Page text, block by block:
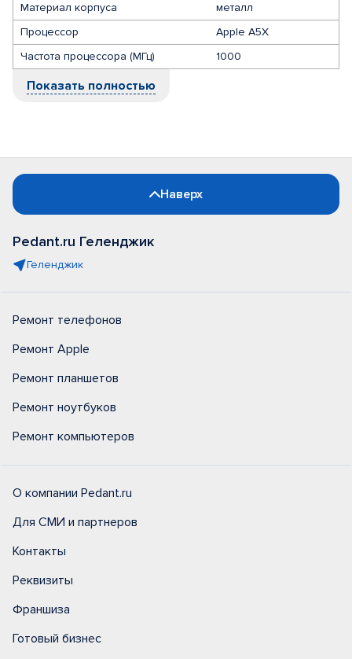
Материал корпуса
металл
Процессор
Apple A5X
Частота процессора (МГц)
1000
Показать полностью
Наверх
Pedant.ru Геленджик
Геленджик
Ремонт телефонов
Ремонт Apple
Ремонт планшетов
Ремонт ноутбуков
Ремонт компьютеров
О компании Pedant.ru
Для СМИ и партнеров
Контакты
Реквизиты
Франшиза
Готовый бизнес